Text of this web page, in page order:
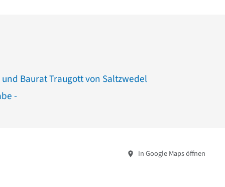
Baurat Traugott von Saltzwedel
-
In Google Maps öffnen